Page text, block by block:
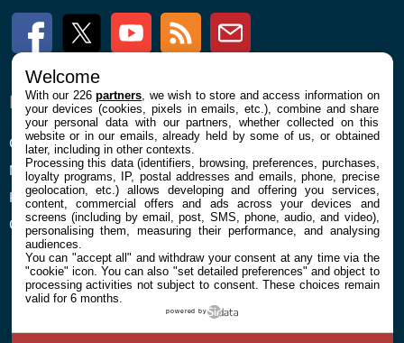
FacebookTwitter Youtube RSS Newsletter
ENTREPRISE
Confidentialité et Cookies
Mentions légales et CGU
Préférences Cookies
Qui sommes nous
À PROPOS
Contact
Welcome
With our 226partners , we wish to store and access information on
your devices (cookies, pixels in emails, etc.), combine and share
your personal data with our partners, whether collected on this
website or in our emails, already held by some of us, or obtained
later, including in other contexts.
Processing this data (identifiers, browsing, preferences, purchases,
loyalty programs, IP, postal addresses and emails, phone, precise
geolocation, etc.) allows developing and offering you services,
content, commercial offers and ads across your devices and
screens (including by email, post, SMS, phone, audio, and video),
personalising them, measuring their performance, and analysing
audiences.
You can "accept all" and withdraw your consent at any time via the
"cookie" icon. You can also "set detailed preferences" and object to
processing activities not subject to consent. These choices remain
valid for 6 months.
powered by